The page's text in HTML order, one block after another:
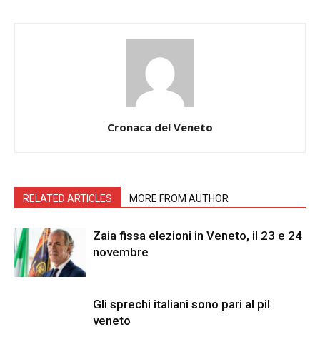
Cronaca del Veneto
RELATED ARTICLES MORE FROM AUTHOR
Zaia fissa elezioni in Veneto, il 23 e 24
novembre
Gli sprechi italiani sono pari al pil
veneto